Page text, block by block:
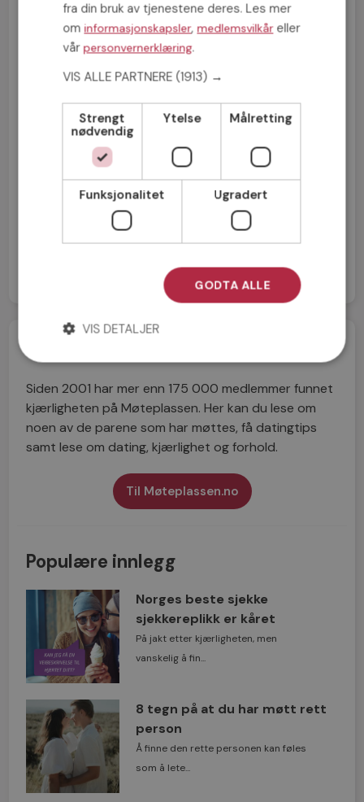
Jeg akseptererMedlemsvilkårene
Jeg akseptererPersonvernreglene
Velkommen til Møteplassens blogg!
Siden 2001 har mer enn 175 000 medlemmer funnet
kjærligheten på Møteplassen. Her kan du lese om
noen av de parene som har møttes, få datingtips
samt lese om dating, kjærlighet og forhold.
Til Møteplassen.no
Populære innlegg
Norges beste sjekke
sjekkereplikk er kåret
På jakt etter kjærligheten, men
vanskelig å fin...
8 tegn på at du har møtt rett
person
Å finne den rette personen kan føles
som å lete...
fra din bruk av tjenestene deres. Les mer
ominformasjonskapsler,medlemsvilkåreller
vårpersonvernerklæring.
VIS ALLE PARTNERE (1913) →
Strengt
nødvendig
Ytelse Målretting
Funksjonalitet Ugradert
GODTA ALLE
VIS DETALJER